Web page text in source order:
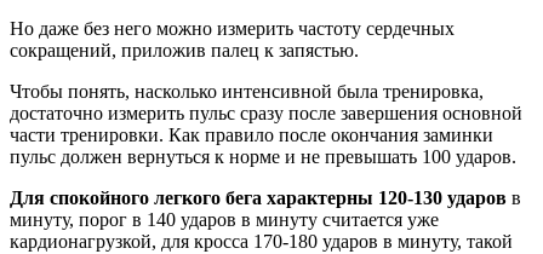
Но даже без него можно измерить частоту сердечных
сокращений, приложив палец к запястью.
Чтобы понять, насколько интенсивной была тренировка,
достаточно измерить пульс сразу после завершения основной
части тренировки. Как правило после окончания заминки
пульс должен вернуться к норме и не превышать 100 ударов.
Для спокойного легкого бега характерны 120-130 ударов в
минуту, порог в 140 ударов в минуту считается уже
кардионагрузкой, для кросса 170-180 ударов в минуту, такой